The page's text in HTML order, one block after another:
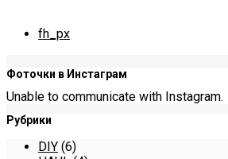
fh_px
Фоточки в Инстаграм
Unable to communicate with Instagram.
Рубрики
DIY (6)